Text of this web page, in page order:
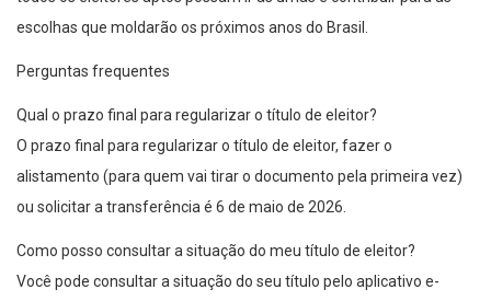
escolhas que moldarão os próximos anos do Brasil.
Perguntas frequentes
Qual o prazo final para regularizar o título de eleitor?
O prazo final para regularizar o título de eleitor, fazer o
alistamento (para quem vai tirar o documento pela primeira vez)
ou solicitar a transferência é 6 de maio de 2026.
Como posso consultar a situação do meu título de eleitor?
Você pode consultar a situação do seu título pelo aplicativo e-